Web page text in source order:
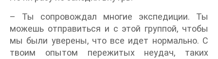
– Ты сопровождал многие экспедиции. Ты
можешь отправиться и с этой группой, чтобы
мы были уверены, что все идет нормально. С
твоим опытом пережитых неудач, таких